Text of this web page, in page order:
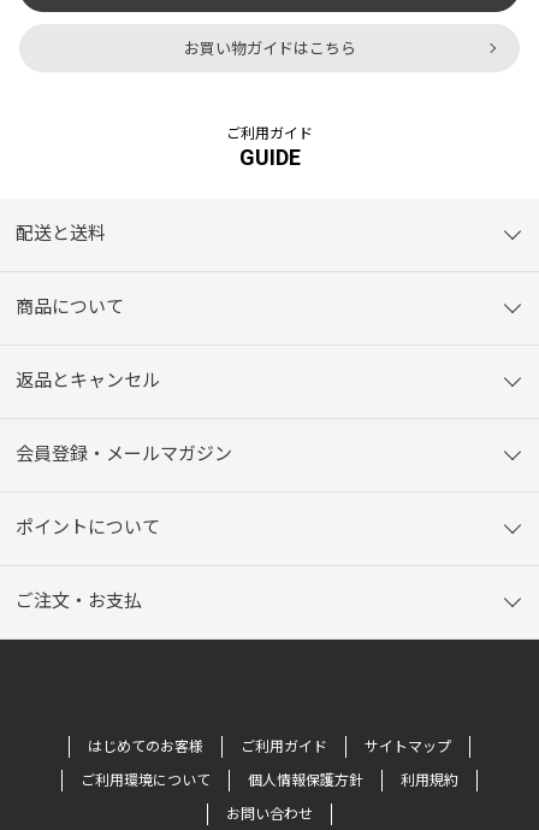
お買い物ガイドはこちら
ご利用ガイド
GUIDE
配送と送料
商品について
返品とキャンセル
会員登録・メールマガジン
ポイントについて
ご注文・お支払
はじめてのお客様 ご利用ガイド
サイトマップ
ご利用環境について
個人情報保護方針
利用規約
お問い合わせ